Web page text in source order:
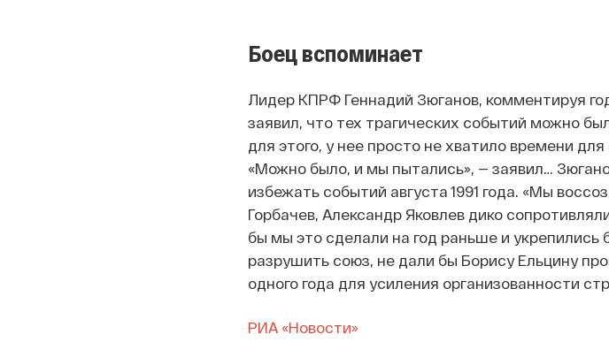
Боец вспоминает
Лидер КПРФ Геннадий Зюганов, комментируя
заявил, что тех трагических событий можно
для этого, у нее просто не хватило времени
«Можно было, и мы пытались», — заявил…
избежать событий августа 1991 года. «Мы
Горбачев, Александр Яковлев дико
бы мы это сделали на год раньше и укрепились
разрушить союз, не дали бы Борису Ельцину
одного года для усиления организованности
РИА «Новости»